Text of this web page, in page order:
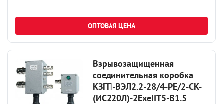
ОПТОВАЯ ЦЕНА
Взрывозащищенная
соединительная коробка
КЗГП-ВЭЛ2.2-28/4-PE/2-CK-
(ИС220Л)-2ExeIIT5-B1.5